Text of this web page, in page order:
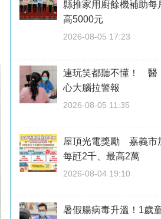
縣推家用廚餘機補助每
高5000元
2026-08-05 17:23
連玩笑都聽不懂！ 醫
心大腦拉警報
2026-08-05 11:35
屋頂光電獎勵 嘉義市
每瓩2千、最高2萬
2026-08-04 19:10
暑假腸病毒升溫！1歲